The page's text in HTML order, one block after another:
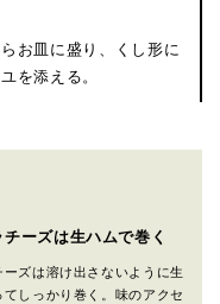
お皿に盛り、くし形に
を添える。
ーズは生ハムで巻く
ズは溶け出さないように生
しっかり巻く。味のアクセ